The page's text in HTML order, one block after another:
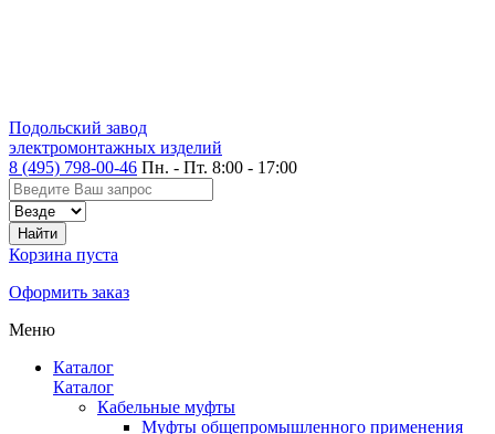
Подольский завод
электромонтажных изделий
8 (495) 798-00-46 Пн. - Пт. 8:00 - 17:00
Корзина пуста
Оформить заказ
Меню
Каталог
Каталог
Кабельные муфты
Муфты общепромышленного применения